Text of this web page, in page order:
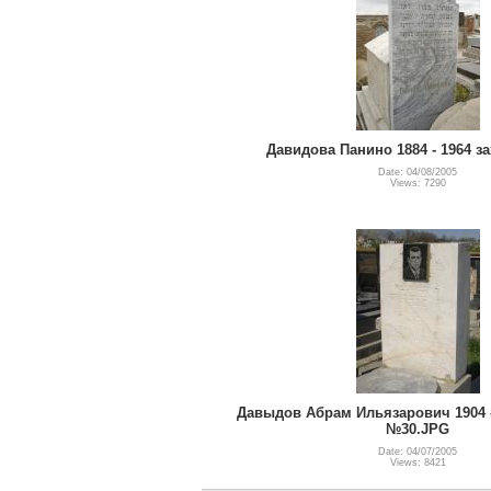
Давидова Панино 1884 - 1964
Date: 04/08/2005
Views: 7290
Давыдов Абрам Ильязарович 1904 -
№30.JPG
Date: 04/07/2005
Views: 8421